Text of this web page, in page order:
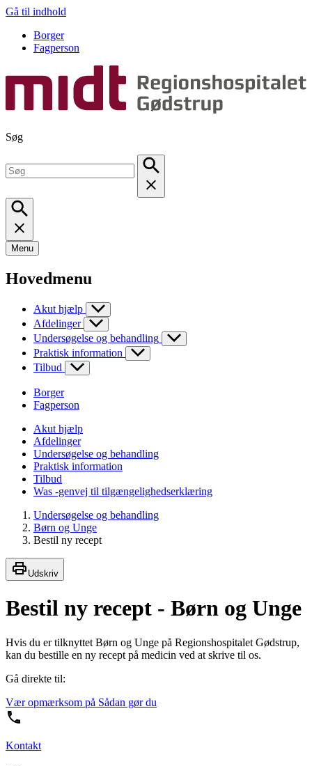
Gå til indhold
Borger
Fagperson
Søg
Menu
Hovedmenu
Akut hjælp
Afdelinger
Undersøgelse og behandling
Praktisk information
Tilbud
Borger
Fagperson
Akut hjælp
Afdelinger
Undersøgelse og behandling
Praktisk information
Tilbud
Was -genvej til tilgængelighedserklæring
Undersøgelse og behandling
Børn og Unge
Bestil ny recept
Udskriv
Bestil ny recept - Børn og Unge
Hvis du er tilknyttet Børn og Unge på Regionshospitalet Gødstrup,
kan du bestille en ny recept på medicin ved at skrive til os.
Gå direkte til:
Vær opmærksom på Sådan gør du
Kontakt